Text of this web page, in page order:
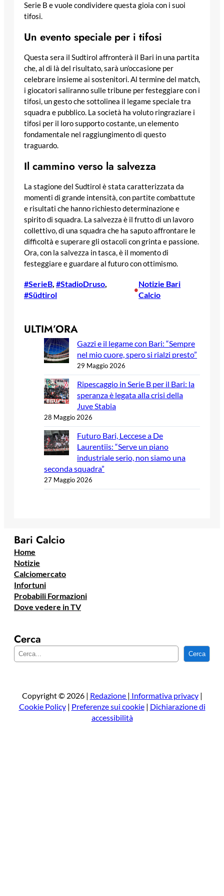
Serie B e vuole condividere questa gioia con i suoi
tifosi.
Un evento speciale per i tifosi
Questa sera il Sudtirol affronterà il Bari in una partita
che, al di là del risultato, sarà un’occasione per
celebrare insieme ai sostenitori. Al termine del match,
i giocatori saliranno sulle tribune per festeggiare con i
tifosi, un gesto che sottolinea il legame speciale tra
squadra e pubblico. La società ha voluto ringraziare i
tifosi per il loro supporto costante, un elemento
fondamentale nel raggiungimento di questo
traguardo.
Il cammino verso la salvezza
La stagione del Sudtirol è stata caratterizzata da
momenti di grande intensità, con partite combattute
e risultati che hanno richiesto determinazione e
spirito di squadra. La salvezza è il frutto di un lavoro
collettivo, di una squadra che ha saputo affrontare le
difficoltà e superare gli ostacoli con grinta e passione.
Ora, con la salvezza in tasca, è il momento di
festeggiare e guardare al futuro con ottimismo.
#SerieB, #StadioDruso
#Südtirol
•
Notizie Bari
Calcio
ULTIM’ORA
Gazzi e il legame con Bari: “Sempre
nel mio cuore, spero si rialzi presto”
29 Maggio 2026
Ripescaggio in Serie B per il Bari: la
speranza è legata alla crisi della
Juve Stabia
28 Maggio 2026
Futuro Bari, Leccese a De
Laurentiis: “Serve un piano
industriale serio, non siamo una
seconda squadra”
27 Maggio 2026
Bari Calcio
Home
Notizie
Calciomercato
Infortuni
Probabili Formazioni
Dove vedere in TV
Cerca
e
a
Cerca
Copyright © 2026 | Redazione | Informativa privacy|
Cookie Policy| Preferenze sui cookie| Dichiarazione di
accessibilità